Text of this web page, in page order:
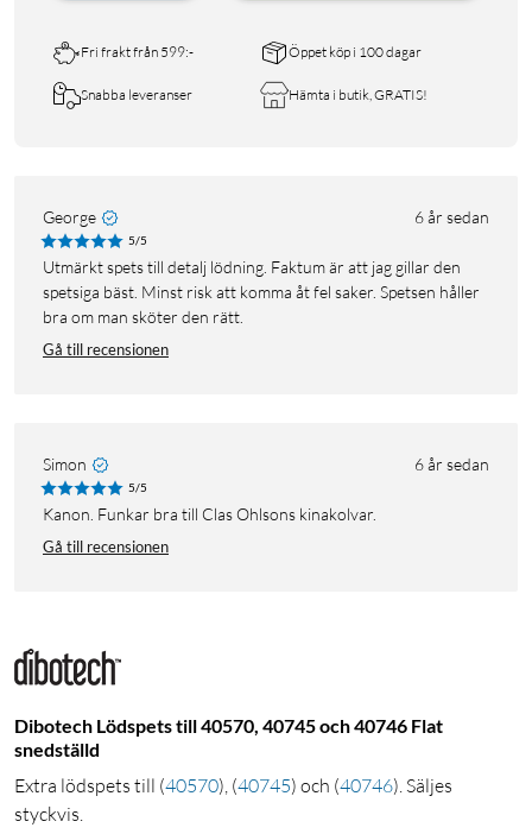
Fri frakt från 599:- Öppet köp i 100 dagar
Snabba leveranser Hämta i butik, GRATIS!
George 6 år sedan
5/5
Utmärkt spets till detalj lödning. Faktum är att jag gillar den
spetsiga bäst. Minst risk att komma åt fel saker. Spetsen håller
bra om man sköter den rätt.
Gå till recensionen
Simon 6 år sedan
5/5
Kanon. Funkar bra till Clas Ohlsons kinakolvar.
Gå till recensionen
Dibotech Lödspets till 40570, 40745 och 40746 Flat
snedställd
Extra lödspets till (40570), (40745) och (40746). Säljes
styckvis.